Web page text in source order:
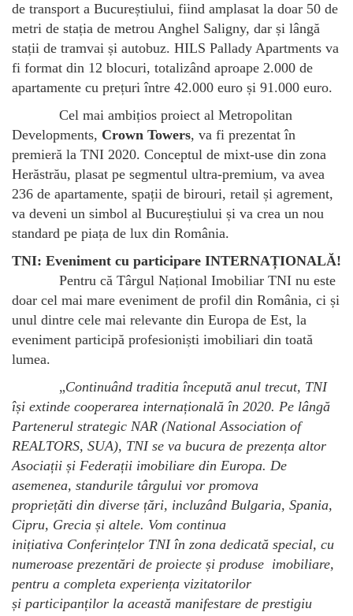
de transport a Bucureștiului, fiind amplasat la doar 50 de
metri de stația de metrou Anghel Saligny, dar și lângă
stații de tramvai și autobuz. HILS Pallady Apartments va
fi format din 12 blocuri, totalizând aproape 2.000 de
apartamente cu prețuri între 42.000 euro și 91.000 euro.
Cel mai ambițios proiect al Metropolitan
Developments, Crown Towers, va fi prezentat în
premieră la TNI 2020. Conceptul de mixt-use din zona
Herăstrău, plasat pe segmentul ultra-premium, va avea
236 de apartamente, spații de birouri, retail și agrement,
va deveni un simbol al Bucureștiului și va crea un nou
standard pe piața de lux din România.
TNI: Eveniment cu participare INTERNAȚIONALĂ!
Pentru că Târgul Național Imobiliar TNI nu este
doar cel mai mare eveniment de profil din România, ci și
unul dintre cele mai relevante din Europa de Est, la
eveniment participă profesioniști imobiliari din toată
lumea.
„Continuând traditia începută anul trecut, TNI
își extinde cooperarea internațională în 2020. Pe lângă
Partenerul strategic NAR (National Association of
REALTORS, SUA), TNI se va bucura de prezența altor
Asociații și Federații imobiliare din Europa. De
asemenea, standurile târgului vor promova
propriețăti din diverse țări, incluzând Bulgaria, Spania,
Cipru, Grecia și altele. Vom continua
inițiativa Conferințelor TNI în zona dedicată special, cu
numeroase prezentări de proiecte și produse imobiliare,
pentru a completa experiența vizitatorilor
și participanților la această manifestare de prestigiu